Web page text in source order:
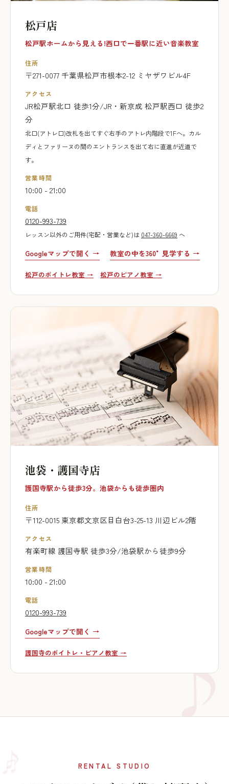
松戸店
松戸駅ホームから見える!西口で一番駅に近い音楽教室
住所
〒271-0077 千葉県松戸市根本2-12 ミヤザワビル4F
アクセス
JR松戸駅北口 徒歩1分/JR・新京成 松戸駅西口 徒歩2
分
北口(アトレ口)改札を出てすぐ右手のアトレ内階段で1Fへ。カル
ディとファリーヌの間のエントランスを出て右に直進が近道で
す。
営業時間
10:00 - 21:00
電話
0120-993-739
レッスン以外のご用件(宅配・営業など)は 047-360-6669 へ
Googleマップで開く → 教室の中を360°見学する →
松戸のボイトレ教室 → 松戸のピアノ教室 →
池袋・護国寺店
護国寺駅から徒歩3分。池袋からも徒歩圏内
住所
〒112-0015 東京都文京区目白台3-25-13 川辺ビル2階
アクセス
有楽町線 護国寺駅 徒歩3分/池袋駅から徒歩9分
営業時間
10:00 - 21:00
電話
0120-993-739
Googleマップで開く →
護国寺のボイトレ・ピアノ教室 →
RENTAL STUDIO